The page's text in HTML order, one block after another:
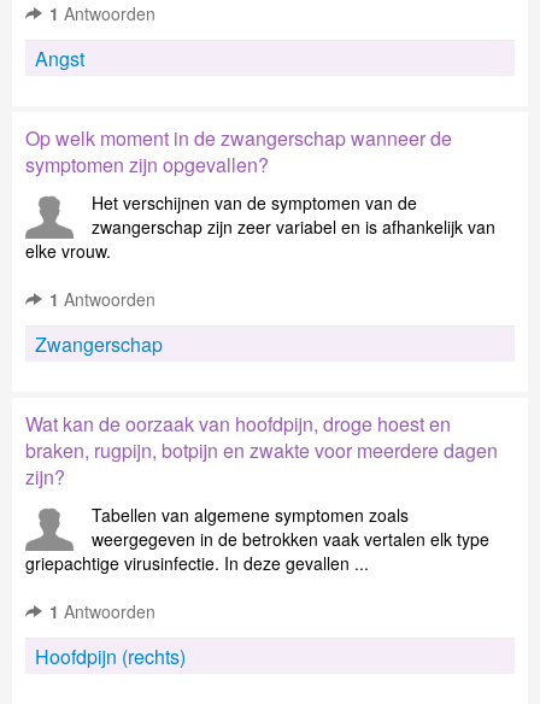
1 Antwoorden
Angst
Op welk moment in de zwangerschap wanneer de
symptomen zijn opgevallen?
Het verschijnen van de symptomen van de
zwangerschap zijn zeer variabel en is afhankelijk van
elke vrouw.
1 Antwoorden
Zwangerschap
Wat kan de oorzaak van hoofdpijn, droge hoest en
braken, rugpijn, botpijn en zwakte voor meerdere dagen
zijn?
Tabellen van algemene symptomen zoals
weergegeven in de betrokken vaak vertalen elk type
griepachtige virusinfectie. In deze gevallen ...
1 Antwoorden
Hoofdpijn (rechts)